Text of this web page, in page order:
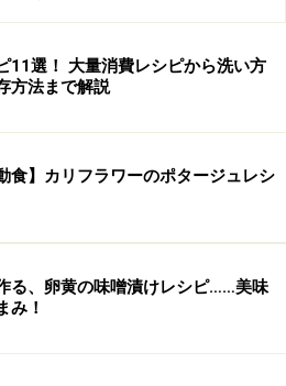
】
巻き】
！野菜の飾り切り】
です。最新の内容をご確認くださ
して食中毒や体調不良を引き起こ
な状態で、正しい方法で行い、なる
さい。また、持ち運びの際は保存方
11選！ 大量消費レシピから洗い方
方法まで解説
食】カリフラワーのポタージュレシ
る、卵黄の味噌漬けレシピ……美味
み！